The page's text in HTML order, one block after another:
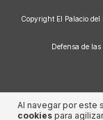
Al navegar por este
cookies para
Copyright El Palacio
Defensa de